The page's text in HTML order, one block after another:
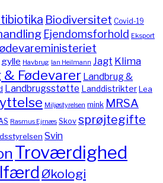
Biodiversitet Covid-19
Ejendomsforhold Eksport
gylle Havbrug Ian Heilmann Jagt Klima
Fødevarer Landbrug &
Landbrugsstøtte LanddistrikterLea
Miljøstyrelsen mink MRSA
Rasmus Ejrnæs Skov sprøjtegifte
Svin
Troværdighed
Økologi